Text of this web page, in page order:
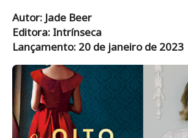
Autor: Jade Beer
Editora: Intrínseca
Lançamento: 20 de janeiro de 2023